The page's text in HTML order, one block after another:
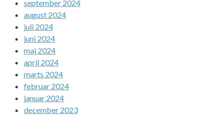
september 2024
august 2024
juli 2024
juni 2024
maj 2024
april 2024
marts 2024
februar 2024
januar 2024
december 2023